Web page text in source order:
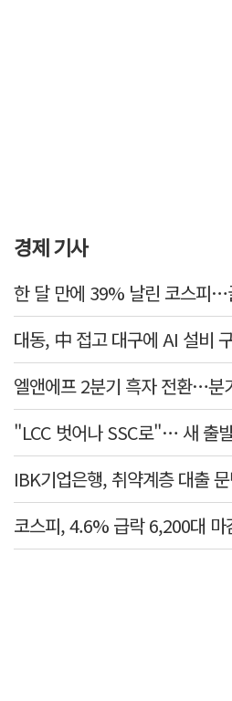
경제 기사
엘앤에프 2분기 흑자 전환…분
코스피, 4.6% 급락 6,200대